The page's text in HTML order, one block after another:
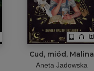
Cud, miód, Malina
Aneta Jadowska